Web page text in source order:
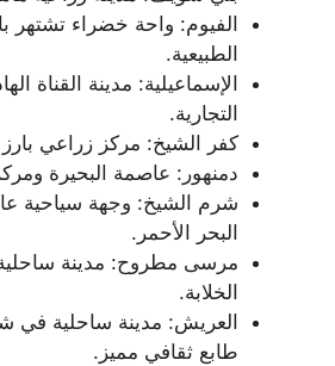
الفيوم: واحة خضراء تشتهر
الطبيعية.
الإسماعيلية: مدينة القناة
التجارية.
كفر الشيخ: مركز زراعي بارز
دمنهور: عاصمة البحيرة
شرم الشيخ: وجهة سياحية
البحر الأحمر.
مرسى مطروح: مدينة
الخلابة.
العريش: مدينة ساحلية في
طابع ثقافي مميز.